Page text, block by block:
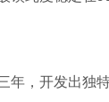
，开发出独